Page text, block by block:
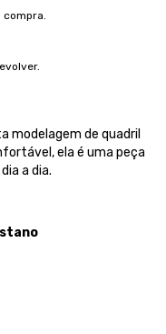
modelagem de quadril
ela é uma peça
a dia.